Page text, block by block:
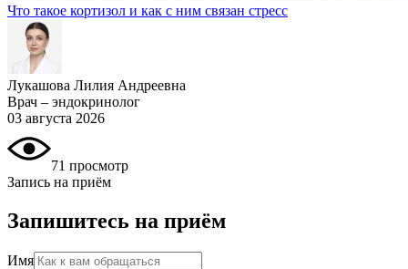
Что такое кортизол и как с ним связан стресс
Лукашова Лилия Андреевна
Врач – эндокринолог
03 августа 2026
71 просмотр
Запись на приём
Запишитесь на приём
Имя